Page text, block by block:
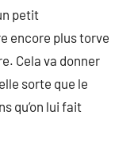
petit
encore plus torve
Cela va donner
sorte que le
qu’on lui fait